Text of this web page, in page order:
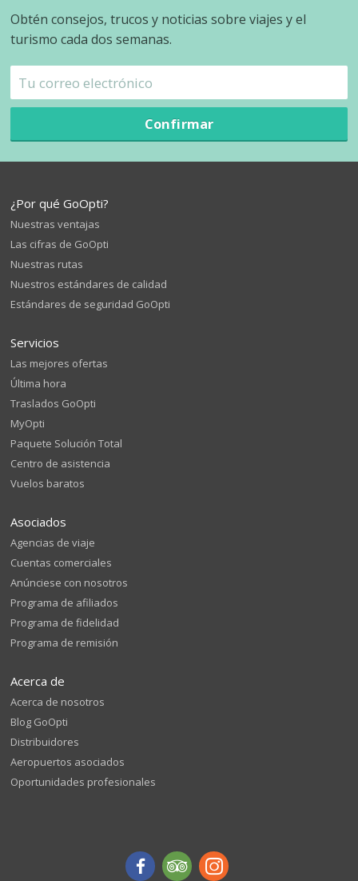
Obtén consejos, trucos y noticias sobre viajes y el
turismo cada dos semanas.
Confirmar
¿Por qué GoOpti?
Nuestras ventajas
Las cifras de GoOpti
Nuestras rutas
Nuestros estándares de calidad
Estándares de seguridad GoOpti
Servicios
Las mejores ofertas
Última hora
Traslados GoOpti
MyOpti
Paquete Solución Total
Centro de asistencia
Vuelos baratos
Asociados
Agencias de viaje
Cuentas comerciales
Anúnciese con nosotros
Programa de afiliados
Programa de fidelidad
Programa de remisión
Acerca de
Acerca de nosotros
Blog GoOpti
Distribuidores
Aeropuertos asociados
Oportunidades profesionales